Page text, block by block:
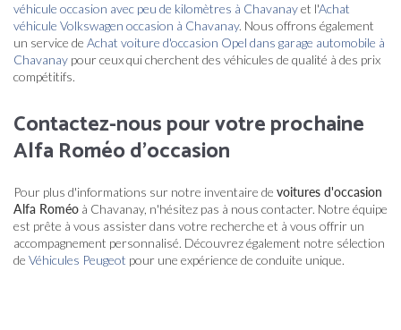
véhicule occasion avec peu de kilomètres à Chavanayet l'Achat
véhicule Volkswagen occasion à Chavanay. Nous offrons également
un service de Achat voiture d'occasion Opel dans garage automobile à
Chavanay pour ceux qui cherchent des véhicules de qualité à des prix
compétitifs.
Contactez-nous pour votre prochaine
Alfa Roméo d'occasion
Pour plus d'informations sur notre inventaire de voitures d'occasion
Alfa Roméo à Chavanay, n'hésitez pas à nous contacter. Notre équipe
est prête à vous assister dans votre recherche et à vous offrir un
accompagnement personnalisé. Découvrez également notre sélection
de Véhicules Peugeot pour une expérience de conduite unique.